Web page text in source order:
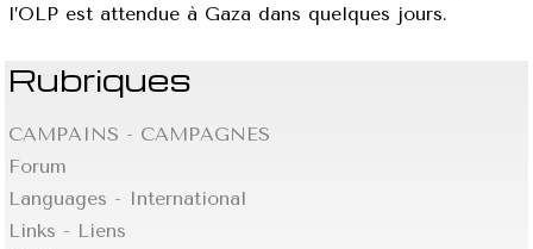
l’OLP est attendue à Gaza dans quelques jours.
Rubriques
CAMPAINS - CAMPAGNES
Forum
Languages - International
Links - Liens